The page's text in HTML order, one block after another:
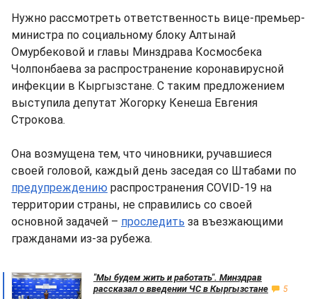
Нужно рассмотреть ответственность вице-премьер-
министра по социальному блоку Алтынай
Омурбековой и главы Минздрава Космосбека
Чолпонбаева за распространение коронавирусной
инфекции в Кыргызстане. С таким предложением
выступила депутат Жогорку Кенеша Евгения
Строкова.
Она возмущена тем, что чиновники, ручавшиеся
своей головой, каждый день заседая со Штабами по
предупреждению распространения COVID-19 на
территории страны, не справились со своей
основной задачей – проследить за въезжающими
гражданами из-за рубежа.
"Мы будем жить и работать". Минздрав
рассказал о введении ЧС в Кыргызстане
5